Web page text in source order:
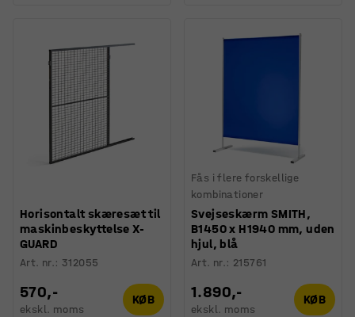
Horisontalt skæresæt til
maskinbeskyttelse X-
GUARD
Art. nr.: 312055
570,-
ekskl. moms
KØB
Fås i flere forskellige
kombinationer
Svejseskærm SMITH,
B1450 x H1940 mm, uden
hjul, blå
Art. nr.: 215761
1.890,-
ekskl. moms
KØB